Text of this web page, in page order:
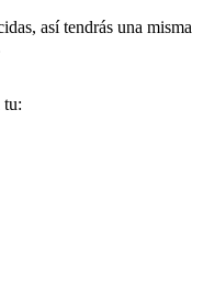
así tendrás una misma
tu: